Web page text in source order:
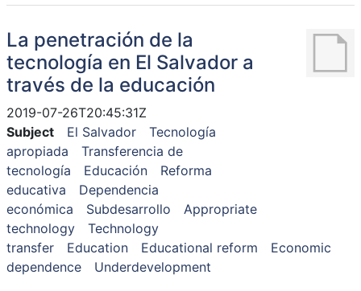
La penetración de la
tecnología en El Salvador a
través de la educación
2019-07-26T20:45:31Z
Subject
El Salvador
Tecnología
apropiada
Transferencia de
tecnología
Educación
Reforma
educativa
Dependencia
económica
Subdesarrollo
Appropriate
technology
Technology
transfer
Education Educational reform
Economic
dependence
Underdevelopment